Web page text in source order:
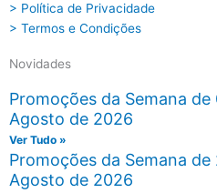
> Política de Privacidade
> Termos e Condições
Novidades
Promoções da Semana
Agosto de 2026
Ver Tudo »
Promoções da Semana
Agosto de 2026